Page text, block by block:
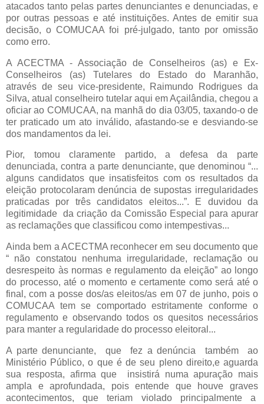
atacados tanto pelas partes denunciantes e denunciadas, e
por outras pessoas e até instituições. Antes de emitir sua
decisão, o COMUCAA foi pré-julgado, tanto por omissão
como erro.
A ACECTMA - Associação de Conselheiros (as) e Ex-
Conselheiros (as) Tutelares do Estado do Maranhão,
através de seu vice-presidente, Raimundo Rodrigues da
Silva, atual conselheiro tutelar aqui em Açailândia, chegou a
oficiar ao COMUCAA, na manhã do dia 03/05, taxando-o de
ter praticado um ato inválido, afastando-se e desviando-se
dos mandamentos da lei.
Pior, tomou claramente partido, a defesa da parte
denunciada, contra a parte denunciante, que denominou “...
alguns candidatos que insatisfeitos com os resultados da
eleição protocolaram denúncia de supostas irregularidades
praticadas por três candidatos eleitos...”. E duvidou da
legitimidade da criação da Comissão Especial para apurar
as reclamações que classificou como intempestivas...
Ainda bem a ACECTMA reconhecer em seu documento que
“ não constatou nenhuma irregularidade, reclamação ou
desrespeito às normas e regulamento da eleição” ao longo
do processo, até o momento e certamente como será até o
final, com a posse dos/as eleitos/as em 07 de junho, pois o
COMUCAA tem se comportado estritamente conforme o
regulamento e observando todos os quesitos necessários
para manter a regularidade do processo eleitoral...
A parte denunciante, que fez a denúncia também ao
Ministério Público, o que é de seu pleno direito,e aguarda
sua resposta, afirma que insistirá numa apuração mais
ampla e aprofundada, pois entende que houve graves
acontecimentos, que teriam violado principalmente a